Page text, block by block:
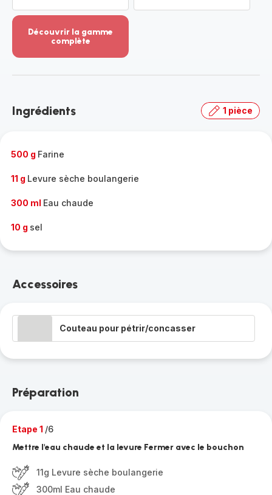
Découvrir la gamme
complète
-
gamme
Ingrédients 1 pièce
500 g Farine
11 g Levure sèche boulangerie
300 ml Eau chaude
10 g sel
Accessoires
Couteau pour pétrir/concasser
Préparation
Etape 1 /6
Mettre l'eau chaude et la levure Fermer avec le bouchon
11g Levure sèche boulangerie
300ml Eau chaude